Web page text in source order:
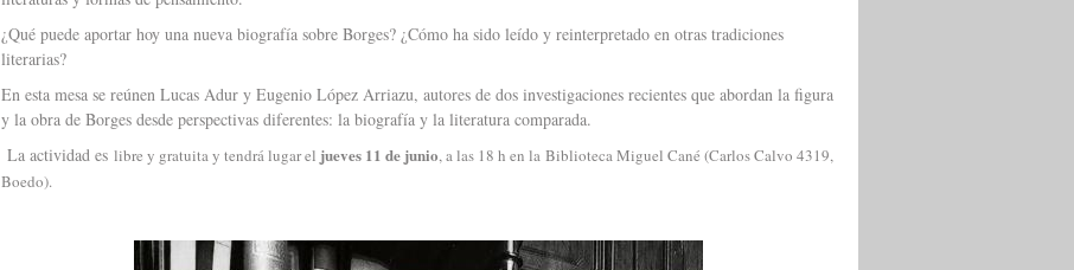
¿Qué puede aportar hoy una nueva biografía sobre Borges? ¿Cómo ha sido leído y reinterpretado en otras tradiciones
literarias?
En esta mesa se reúnen Lucas Adur y Eugenio López Arriazu, autores de dos investigaciones recientes que abordan la figura
y la obra de Borges desde perspectivas diferentes: la biografía y la literatura comparada.
La actividad es libre y gratuita y tendrá lugar el jueves 11 de junio, a las 18 h en la Biblioteca Miguel Cané (Carlos Calvo 4319,
Boedo).